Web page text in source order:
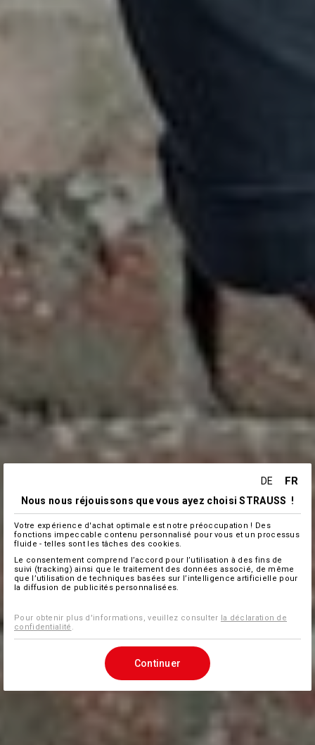
DE FR
Nous nous réjouissons que vous ayez choisi STRAUSS !
Votre expérience d'achat optimale est notre préoccupation ! Des
fonctions impeccable contenu personnalisé pour vous et un processus
fluide - telles sont les tâches des cookies.
Le consentement comprend l’accord pour l’utilisation à des fins de
suivi (tracking) ainsi que le traitement des données associé, de même
que l’utilisation de techniques basées sur l’intelligence artificielle pour
la diffusion de publicités personnalisées.
Pour obtenir plus d'informations, veuillez consulter la déclaration de
confidentialité
Continuer